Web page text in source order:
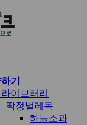
기
이브러리
딱정벌레목
하늘소과